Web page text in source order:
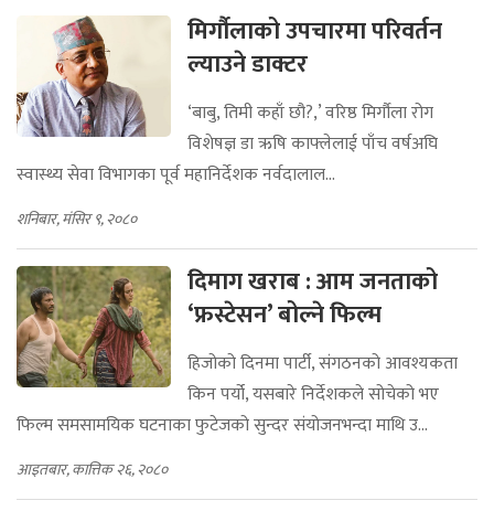
मिर्गौलाको उपचारमा परिवर्तन
ल्याउने डाक्टर
‘बाबु, तिमी कहाँ छौ?,’ वरिष्ठ मिर्गौला रोग
विशेषज्ञ डा ऋषि काफ्लेलाई पाँच वर्षअघि
स्वास्थ्य सेवा विभागका पूर्व महानिर्देशक नर्वदालाल...
शनिबार, मंसिर ९, २०८०
दिमाग खराब : आम जनताको
‘फ्रस्टेसन’ बोल्ने फिल्म
हिजोको दिनमा पार्टी, संगठनको आवश्यकता
किन पर्यो, यसबारे निर्देशकले सोचेको भए
फिल्म समसामयिक घटनाका फुटेजको सुन्दर संयोजनभन्दा माथि उ...
आइतबार, कात्तिक २६, २०८०